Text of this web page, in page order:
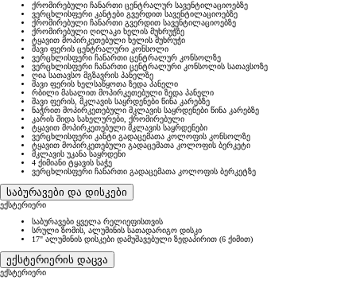
ქრომირებული ჩანართი ცენტრალურ სავენტილაციოებზე
ვერცხლისფერი კანტები გვერდით სავენტილაციოებზე
ქრომირებული ჩანართი გვერდით სავენტილაციოებზე
ქრომირებული ღილაკი ხელის მუხრუჭზე
ტყავით მოპირკეთებული ხელის მუხრუჭი
შავი ფერის ცენტრალური კონსოლი
ვერცხლისფერი ჩანართი ცენტრალურ კონსოლზე
ვერცხლისფერი ჩანართი ცენტრალური კონსოლის სათავსოზე
ღია სათავსო მგზავრის პანელზე
შავი ფერის ხელსაწყოთა ზედა პანელი
რბილი მასალით მოპირკეთებული ზედა პანელი
შავი ფერის, მკლავის საყრდენები წინა კარებზე
ნაჭრით მოპირკეთებული მკლავის საყრდენები წინა კარებზე
კარის შიდა სახელურები, ქრომირებული
ტყავით მოპირკეთებული მკლავის საყრდენები
ვერცხლისფერი კანტი გადაცემათა კოლოფის კონსოლზე
ტყავით მოპირკეთებული გადაცემათა კოლოფის ბერკეტი
მკლავის უკანა საყრდენი
4 ქიმიანი ტყავის საჭე
ვერცხლისფერი ჩანართი გადაცემათა კოლოფის ბერკეტზე
საბურავები და დისკები
ექსტერიერი
საბურავები ყველა რელიეფისთვის
სრული ზომის, ალუმინის სათადარიგო დისკი
17" ალუმინის დისკები დამუშავებული ზედაპირით (6 ქიმით)
ექსტერიერის დაცვა
ექსტერიერი